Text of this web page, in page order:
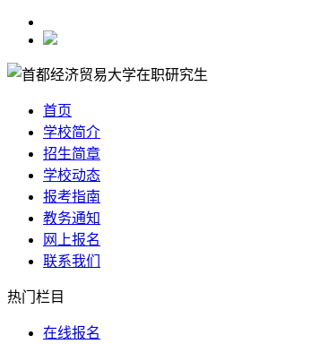
首页
学校简介
招生简章
学校动态
报考指南
教务通知
网上报名
联系我们
热门栏目
在线报名